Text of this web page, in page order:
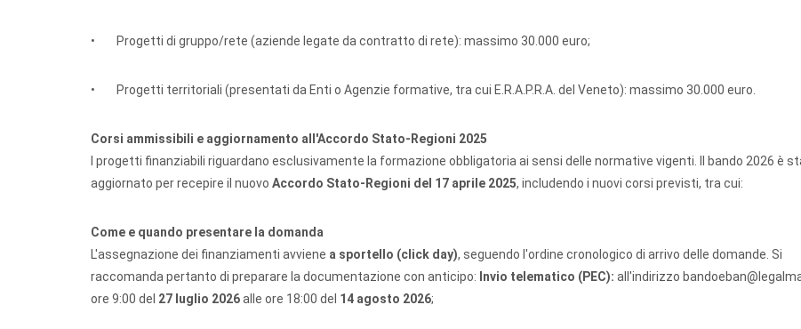
• Progetti di gruppo/rete (aziende legate da contratto di rete): massimo 30.000 euro;
• Progetti territoriali (presentati da Enti o Agenzie formative, tra cui E.R.A.P.R.A. del Veneto): massimo 30.000 euro.
Corsi ammissibili e aggiornamento all'Accordo Stato-Regioni 2025
I progetti finanziabili riguardano esclusivamente la formazione obbligatoria ai sensi delle normative vigenti. Il bando 2026 è
aggiornato per recepire il nuovo Accordo Stato-Regioni del 17 aprile 2025, includendo i nuovi corsi previsti, tra cui:
Come e quando presentare la domanda
L'assegnazione dei finanziamenti avviene a sportello (click day), seguendo l'ordine cronologico di arrivo delle domande. Si
raccomanda pertanto di preparare la documentazione con anticipo: Invio telematico (PEC): all'indirizzo
ore 9:00 del 27 luglio 2026alle ore 18:00 del 14 agosto 2026;